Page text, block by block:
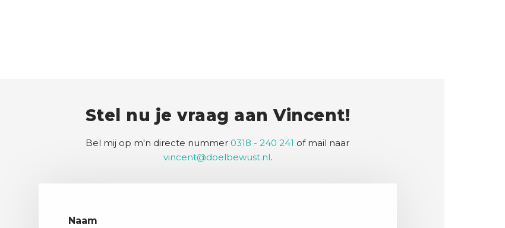
Stel nu je vraag aan Vincent!
Bel mij op m'n directe nummer0318 - 240 241 of mail naar
vincent@doelbewust.nl.
Naam